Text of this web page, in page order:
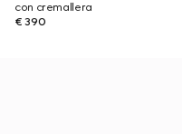
con cremallera
€ 390